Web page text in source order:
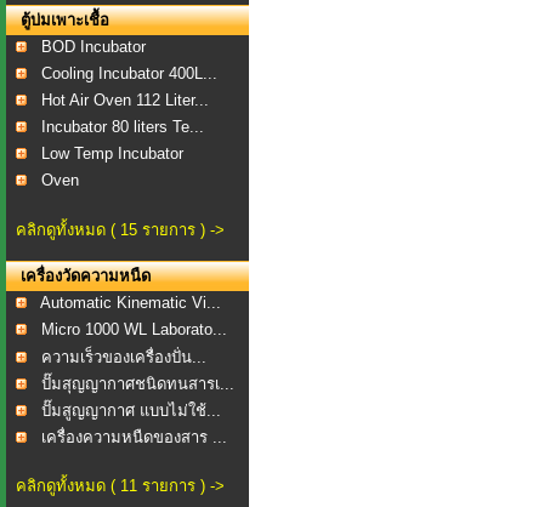
ตู้บ่มเพาะเชื้อ
BOD Incubator
Cooling Incubator 400L...
Hot Air Oven 112 Liter...
Incubator 80 liters Te...
Low Temp Incubator
Oven
คลิกดูทั้งหมด ( 15 รายการ ) ->
เครื่องวัดความหนืด
Automatic Kinematic Vi...
Micro 1000 WL Laborato...
ความเร็วของเครื่องปั่น...
ปั๊มสุญญากาศชนิดทนสารเ...
ปั๊มสูญญากาศ แบบไม่ใช้...
เครื่องความหนืดของสาร ...
คลิกดูทั้งหมด ( 11 รายการ ) ->